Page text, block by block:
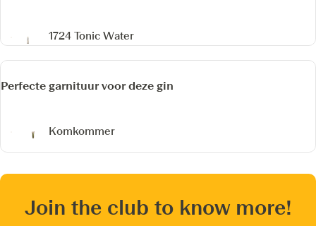
1724 Tonic Water
Perfecte garnituur voor deze gin
Komkommer
Join the club to know more!